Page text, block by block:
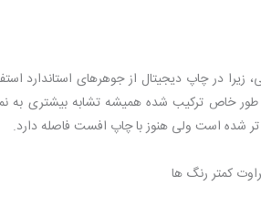
زیرا در چاپ دیجیتال از جوهرهای استاندارد
خاص ترکیب شده همیشه تشابه بیشتری به
شده است ولی هنوز با چاپ افست فاصله دارد.
کمتر رنگ ها